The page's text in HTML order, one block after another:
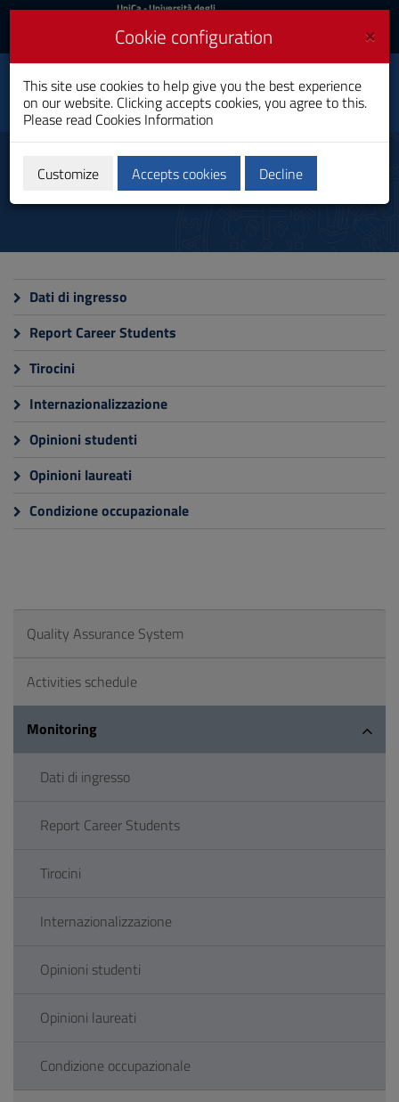
Skip
Content
to
Go
Footer
UniCa
Login
UniCa- Università degli
Login UniCA News
Toggle
navigation
Environmental and
Land Engineering
Bachelor's Degree
Monitoring
Dati di ingresso
Report Career Students
Tirocini
Internazionalizzazione
Opinioni studenti
Opinioni laureati
Condizione occupazionale
Quality Assurance System
Activities schedule
Monitoring
Dati di ingresso
Report Career Students
Tirocini
Internazionalizzazione
Opinioni studenti
Opinioni laureati
Condizione occupazionale
×
Cookie configuration
This site use cookies to help give you the best experience
on our website. Clicking accepts cookies, you agree to this.
Please read Cookies Information
Customize Accepts cookies Decline